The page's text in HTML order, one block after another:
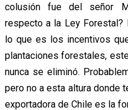
colusión fue del señor
respecto a la Ley Forestal?
lo que es los incentivos
plantaciones forestales,
nunca se eliminó.
pero no a esta altura donde
exportadora de Chile es la